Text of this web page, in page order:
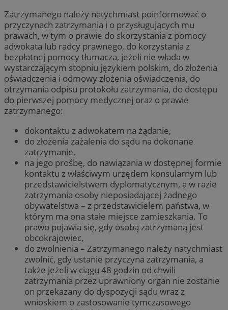
Zatrzymanego należy natychmiast poinformować o
przyczynach zatrzymania i o przysługujących mu
prawach, w tym o prawie do skorzystania z pomocy
adwokata lub radcy prawnego, do korzystania z
bezpłatnej pomocy tłumacza, jeżeli nie włada w
wystarczającym stopniu językiem polskim, do złożenia
oświadczenia i odmowy złożenia oświadczenia, do
otrzymania odpisu protokołu zatrzymania, do dostępu
do pierwszej pomocy medycznej oraz o prawie
zatrzymanego:
dokontaktu z adwokatem na żądanie,
do złożenia zażalenia do sądu na dokonane
zatrzymanie,
na jego prośbę, do nawiązania w dostępnej formie
kontaktu z właściwym urzędem konsularnym lub
przedstawicielstwem dyplomatycznym, a w razie
zatrzymania osoby nieposiadającej żadnego
obywatelstwa – z przedstawicielem państwa, w
którym ma ona stałe miejsce zamieszkania. To
prawo pojawia się, gdy osobą zatrzymaną jest
obcokrajowiec,
do zwolnienia – Zatrzymanego należy natychmiast
zwolnić, gdy ustanie przyczyna zatrzymania, a
także jeżeli w ciągu 48 godzin od chwili
zatrzymania przez uprawniony organ nie zostanie
on przekazany do dyspozycji sądu wraz z
wnioskiem o zastosowanie tymczasowego